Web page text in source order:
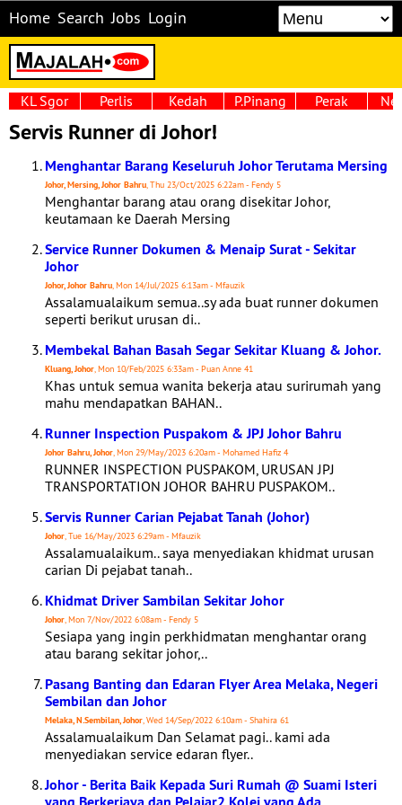
Home Search Jobs Login
KL Sgor Perlis Kedah P.Pinang Perak
Servis Runner di Johor!
Menghantar Barang Keseluruh Johor Terutama Mersing
Johor, Mersing, Johor Bahru, Thu 23/Oct/2025 6:22am - Fendy 5
Menghantar barang atau orang disekitar Johor,
keutamaan ke Daerah Mersing
Service Runner Dokumen & Menaip Surat - Sekitar
Johor
Johor, Johor Bahru, Mon 14/Jul/2025 6:13am - Mfauzik
Assalamualaikum semua..sy ada buat runner dokumen
seperti berikut urusan di..
Membekal Bahan Basah Segar Sekitar Kluang & Johor.
Kluang, Johor, Mon 10/Feb/2025 6:33am - Puan Anne 41
Khas untuk semua wanita bekerja atau surirumah yang
mahu mendapatkan BAHAN..
Runner Inspection Puspakom & JPJ Johor Bahru
Johor Bahru, Johor, Mon 29/May/2023 6:20am - Mohamed Hafiz 4
RUNNER INSPECTION PUSPAKOM, URUSAN JPJ
TRANSPORTATION JOHOR BAHRU PUSPAKOM..
Servis Runner Carian Pejabat Tanah (Johor)
Johor, Tue 16/May/2023 6:29am - Mfauzik
Assalamualaikum.. saya menyediakan khidmat urusan
carian Di pejabat tanah..
Khidmat Driver Sambilan Sekitar Johor
Johor, Mon 7/Nov/2022 6:08am - Fendy 5
Sesiapa yang ingin perkhidmatan menghantar orang
atau barang sekitar johor,..
Pasang Banting dan Edaran Flyer Area Melaka, Negeri
Sembilan dan Johor
Melaka, N.Sembilan, Johor, Wed 14/Sep/2022 6:10am - Shahira 61
Assalamualaikum Dan Selamat pagi.. kami ada
menyediakan service edaran flyer..
Johor - Berita Baik Kepada Suri Rumah @ Suami Isteri